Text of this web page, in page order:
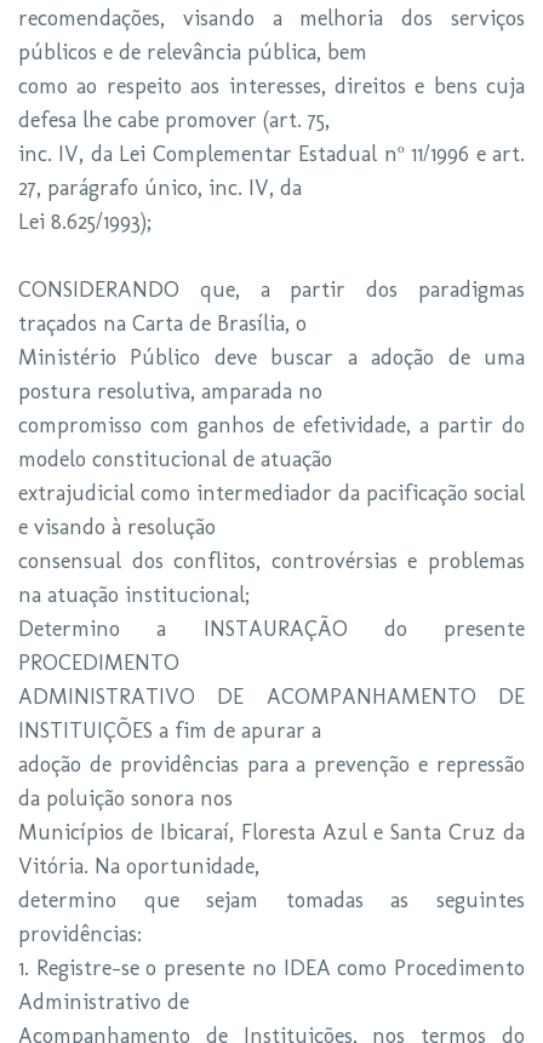
recomendações, visando a melhoria dos serviços
públicos e de relevância pública, bem
como ao respeito aos interesses, direitos e bens cuja
defesa lhe cabe promover (art. 75,
inc. IV, da Lei Complementar Estadual nº 11/1996 e art.
27, parágrafo único, inc. IV, da
Lei 8.625/1993);
CONSIDERANDO que, a partir dos paradigmas
traçados na Carta de Brasília, o
Ministério Público deve buscar a adoção de uma
postura resolutiva, amparada no
compromisso com ganhos de efetividade, a partir do
modelo constitucional de atuação
extrajudicial como intermediador da pacificação social
e visando à resolução
consensual dos conflitos, controvérsias e problemas
na atuação institucional;
Determino a INSTAURAÇÃO do presente
PROCEDIMENTO
ADMINISTRATIVO DE ACOMPANHAMENTO DE
INSTITUIÇÕES a fim de apurar a
adoção de providências para a prevenção e repressão
da poluição sonora nos
Municípios de Ibicaraí, Floresta Azul e Santa Cruz da
Vitória. Na oportunidade,
determino que sejam tomadas as seguintes
providências:
1. Registre-se o presente no IDEA como Procedimento
Administrativo de
Acompanhamento de Instituições, nos termos do